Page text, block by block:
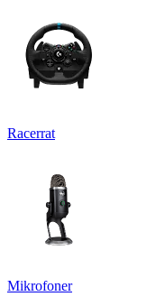
Racerrat
Mikrofoner